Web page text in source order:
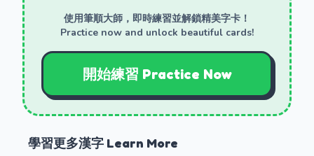
使用筆順大師，即時練習並解鎖精美字卡！
Practice now and unlock beautiful cards!
開始練習 Practice Now
學習更多漢字 Learn More